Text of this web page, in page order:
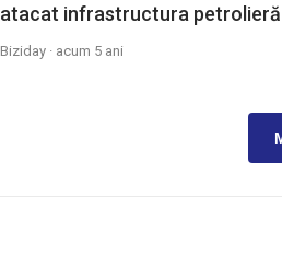
atacat infrastructura petrolieră
Biziday · acum 5 ani